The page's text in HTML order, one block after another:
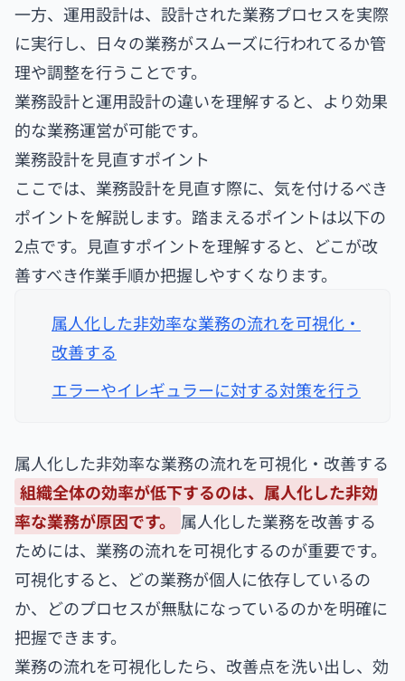
一方、運用設計は、設計された業務プロセスを実際
に実行し、日々の業務がスムーズに行われてるか管
理や調整を行うことです。
業務設計と運用設計の違いを理解すると、より効果
的な業務運営が可能です。
業務設計を見直すポイント
ここでは、業務設計を見直す際に、気を付けるべき
ポイントを解説します。踏まえるポイントは以下の
2点です。見直すポイントを理解すると、どこが改
善すべき作業手順か把握しやすくなります。
属人化した非効率な業務の流れを可視化・
改善する
エラーやイレギュラーに対する対策を行う
属人化した非効率な業務の流れを可視化・改善する
組織全体の効率が低下するのは、属人化した非効
率な業務が原因です。
属人化した業務を改善する
ためには、業務の流れを可視化するのが重要です。
可視化すると、どの業務が個人に依存しているの
か、どのプロセスが無駄になっているのかを明確に
把握できます。
業務の流れを可視化したら、改善点を洗い出し、効